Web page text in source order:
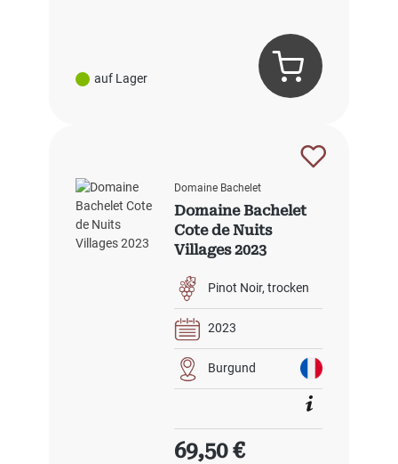
auf Lager
Domaine Bachelet
Domaine Bachelet
Cote de Nuits
Villages 2023
Pinot Noir trocken
2023
Burgund
Regulärer Preis:
69,50 €